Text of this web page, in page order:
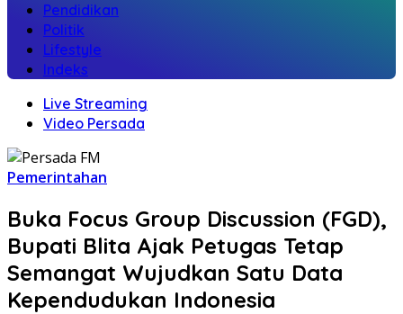
Pendidikan
Politik
Lifestyle
Indeks
Live Streaming
Video Persada
Pemerintahan
Buka Focus Group Discussion (FGD),
Bupati Blita Ajak Petugas Tetap
Semangat Wujudkan Satu Data
Kependudukan Indonesia